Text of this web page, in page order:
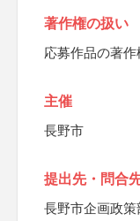
著作権の扱い
応募作品の著
主催
長野市
提出先・問合
長野市企画政策